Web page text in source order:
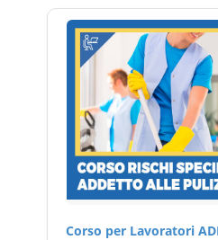
Corso per Lavoratori